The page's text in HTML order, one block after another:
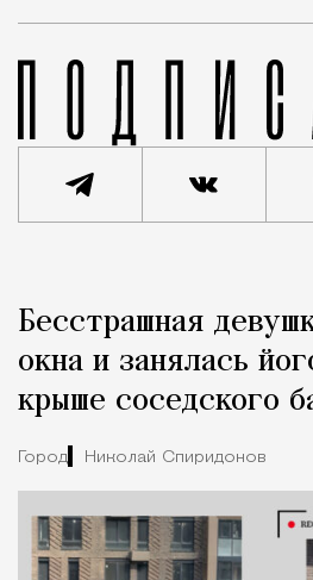
Город
Бесстрашная
окна и занялась
крыше соседского
Город Николай Спиридонов